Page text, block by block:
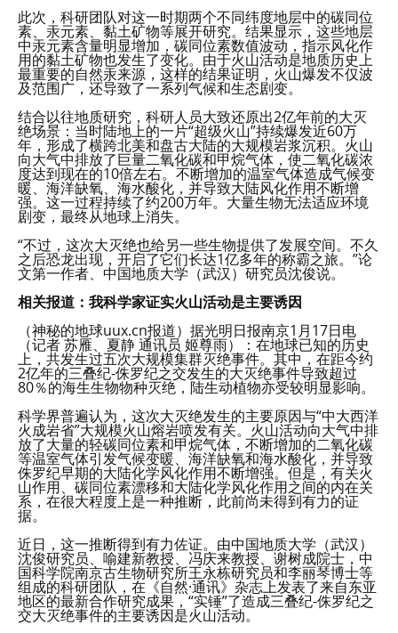
此次，科研团队对这一时期两个不同纬度地层中的碳同位
素、汞元素、黏土矿物等展开研究。结果显示，这些地层
中汞元素含量明显增加，碳同位素数值波动，指示风化作
用的黏土矿物也发生了变化。由于火山活动是地质历史上
最重要的自然汞来源，这样的结果证明，火山爆发不仅波
及范围广，还导致了一系列气候和生态剧变。
结合以往地质研究，科研人员大致还原出2亿年前的大灭
绝场景：当时陆地上的一片“超级火山”持续爆发近60万
年，形成了横跨北美和盘古大陆的大规模岩浆沉积。火山
向大气中排放了巨量二氧化碳和甲烷气体，使二氧化碳浓
度达到现在的10倍左右。不断增加的温室气体造成气候变
暖、海洋缺氧、海水酸化，并导致大陆风化作用不断增
强。这一过程持续了约200万年。大量生物无法适应环境
剧变，最终从地球上消失。
“不过，这次大灭绝也给另一些生物提供了发展空间。不久
之后恐龙出现，开启了它们长达1亿多年的称霸之旅。”论
文第一作者、中国地质大学（武汉）研究员沈俊说。
相关报道：我科学家证实火山活动是主要诱因
（神秘的地球uux.cn报道）据光明日报南京1月17日电
（记者 苏雁、夏静 通讯员 姬尊雨）：在地球已知的历史
上，共发生过五次大规模集群灭绝事件。其中，在距今约
2亿年的三叠纪-侏罗纪之交发生的大灭绝事件导致超过
80％的海生生物物种灭绝，陆生动植物亦受较明显影响。
科学界普遍认为，这次大灭绝发生的主要原因与“中大西洋
火成岩省”大规模火山熔岩喷发有关。火山活动向大气中排
放了大量的轻碳同位素和甲烷气体，不断增加的二氧化碳
等温室气体引发气候变暖、海洋缺氧和海水酸化，并导致
侏罗纪早期的大陆化学风化作用不断增强。但是，有关火
山作用、碳同位素漂移和大陆化学风化作用之间的内在关
系，在很大程度上是一种推断，此前尚未得到有力的证
据。
近日，这一推断得到有力佐证。由中国地质大学（武汉）
沈俊研究员、喻建新教授、冯庆来教授、谢树成院士，中
国科学院南京古生物研究所王永栋研究员和李丽琴博士等
组成的科研团队，在《自然·通讯》杂志上发表了来自东亚
地区的最新合作研究成果，“实锤”了造成三叠纪-侏罗纪之
交大灭绝事件的主要诱因是火山活动。